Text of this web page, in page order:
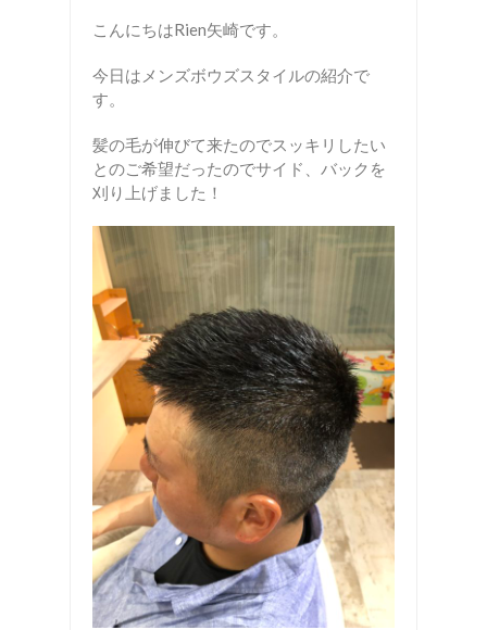
こんにちはRien矢崎です。
今日はメンズボウズスタイルの紹介で
す。
髪の毛が伸びて来たのでスッキリしたい
とのご希望だったのでサイド、バックを
刈り上げました！